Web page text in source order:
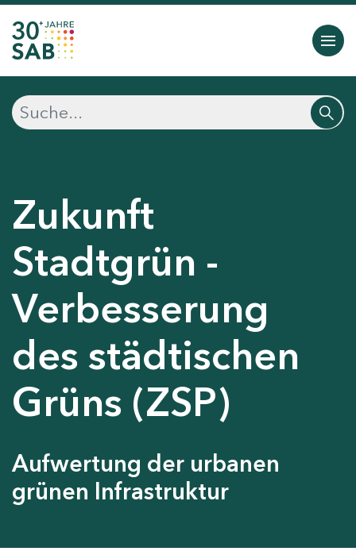
Zukunft
Stadtgrün -
Verbesserung
des städtischen
Grüns (ZSP)
Aufwertung der urbanen
grünen Infrastruktur